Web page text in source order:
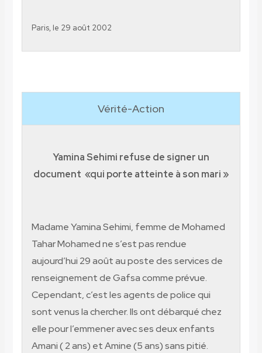
Paris, le 29 août 2002
Vérité-Action
Yamina Sehimi refuse de signer un
document «qui porte atteinte à son mari »
Madame Yamina Sehimi, femme de Mohamed
Tahar Mohamed ne s’est pas rendue
aujourd’hui 29 août au poste des services de
renseignement de Gafsa comme prévue.
Cependant, c’est les agents de police qui
sont venus la chercher. Ils ont débarqué chez
elle pour l’emmener avec ses deux enfants
Amani ( 2 ans) et Amine (5 ans) sans pitié.